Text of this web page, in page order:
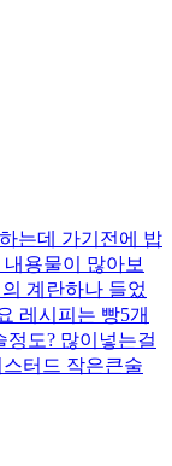
는데 가기전에 밥
용물이 많아보
계란하나 들었
레시피는 빵5개
도? 많이넣는걸
터드 작은큰술